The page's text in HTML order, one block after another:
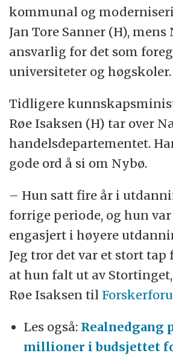
Iselin Nybø (V) – Minister for
utdanning og forskning
Ola Elvestuen (V) – Klima-
Nikolai Astrup (H) – Bistands-
utviklingsminister
Bent Høie (H) – Helse- og
Linda Hofstad Helleland (H)
likestillingsminister
Monica Mæland (H) –
Anniken Haugli (H) –
Åse Michaelsen (Frp) –
kommunal og
Jan Tore Sanner (H),
ansvarlig for det som
universiteter og høgskoler.
Tidligere
Røe Isaksen (H) tar over
handelsdepartementet.
gode ord å si om Nybø.
– Hun satt fire år i
forrige periode, og hun
engasjert i høyere
Jeg tror det var et stort tap
at hun falt ut av
Røe Isaksen til
Les også: Realnedgang
millioner i budsjettet